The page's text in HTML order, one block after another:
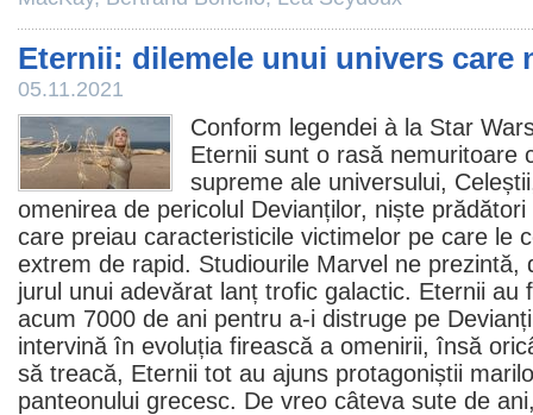
Eternii: dilemele unui univers care
05.11.2021
Conform legendei à la Star
Eternii sunt o rasă nemuritoare
supreme ale universului,
omenirea de pericolul Devianților, niște
care preiau caracteristicile victimelor pe care le
extrem de rapid. Studiourile Marvel ne prezintă,
jurul unui adevărat lanț trofic galactic. Eternii au
acum 7000 de ani pentru a-i distruge pe
intervină în evoluția firească a omenirii, însă
să treacă, Eternii tot au ajuns protagoniștii
panteonului grecesc. De vreo câteva sute de